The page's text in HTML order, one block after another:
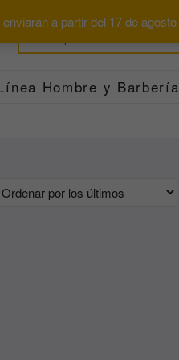
a partir del 17 de agosto
Hombre y Barbería